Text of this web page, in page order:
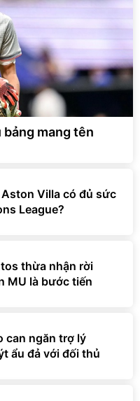
mang tên
Villa có đủ sức
League?
thừa nhận rời
MU là bước tiến
can ngăn trợ lý
ẩu đả với đối thủ